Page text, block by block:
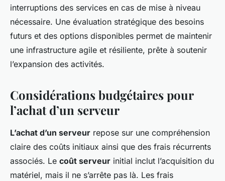
interruptions des services en cas de mise à niveau
nécessaire. Une évaluation stratégique des besoins
futurs et des options disponibles permet de maintenir
une infrastructure agile et résiliente, prête à soutenir
l’expansion des activités.
Considérations budgétaires pour
l’achat d’un serveur
L’achat d’un serveur repose sur une compréhension
claire des coûts initiaux ainsi que des frais récurrents
associés. Le coût serveur initial inclut l’acquisition du
matériel, mais il ne s’arrête pas là. Les frais